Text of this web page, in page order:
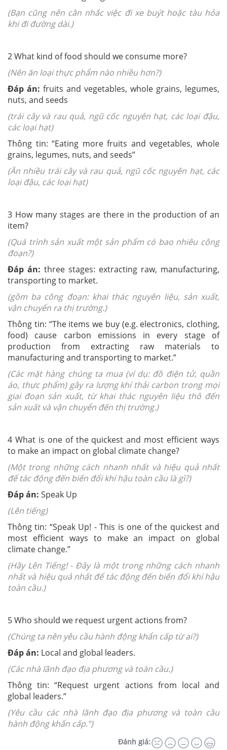
(Bạn cũng nên cân nhắc việc đi xe buýt hoặc tàu hỏa
khi đi đường dài.)
2 What kind of food should we consume more?
(Nên ăn loại thực phẩm nào nhiều hơn?)
Đáp án: fruits and vegetables, whole grains, legumes,
nuts, and seeds
(trái cây và rau quả, ngũ cốc nguyên hạt, các loại đậu,
các loại hạt)
Thông tin: “Eating more fruits and vegetables, whole
grains, legumes, nuts, and seeds”
(Ăn nhiều trái cây và rau quả, ngũ cốc nguyên hạt, các
loại đậu, các loại hạt)
3 How many stages are there in the production of an
item?
(Quá trình sản xuất một sản phẩm có bao nhiêu công
đoạn?)
Đáp án: three stages: extracting raw, manufacturing,
transporting to market.
(gồm ba công đoạn: khai thác nguyên liệu, sản xuất,
vận chuyển ra thị trường.)
Thông tin: “The items we buy (e.g. electronics, clothing,
food) cause carbon emissions in every stage of
production from extracting raw materials to
manufacturing and transporting to market.”
(Các mặt hàng chúng ta mua (ví dụ: đồ điện tử, quần
áo, thực phẩm) gây ra lượng khí thải carbon trong mọi
giai đoạn sản xuất, từ khai thác nguyên liệu thô đến
sản xuất và vận chuyển đến thị trường.)
4 What is one of the quickest and most efficient ways
to make an impact on global climate change?
(Một trong những cách nhanh nhất và hiệu quả nhất
để tác động đến biến đổi khí hậu toàn cầu là gì?)
Đáp án: Speak Up
(Lên tiếng)
Thông tin: “Speak Up! - This is one of the quickest and
most efficient ways to make an impact on global
climate change.”
(Hãy Lên Tiếng! - Đây là một trong những cách nhanh
nhất và hiệu quả nhất để tác động đến biến đổi khí hậu
toàn cầu.)
5 Who should we request urgent actions from?
(Chúng ta nên yêu cầu hành động khẩn cấp từ ai?)
Đáp án: Local and global leaders.
(Các nhà lãnh đạo địa phương và toàn cầu.)
Thông tin: “Request urgent actions from local and
global leaders.”
(Yêu cầu các nhà lãnh đạo địa phương và toàn cầu
hành động khẩn cấp.”)
Đánh giá: